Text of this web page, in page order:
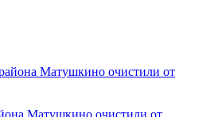
Матушкино очистили от